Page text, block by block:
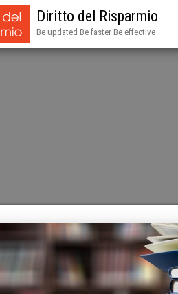
Diritto del Risparmio
Be updated Be faster Be effective